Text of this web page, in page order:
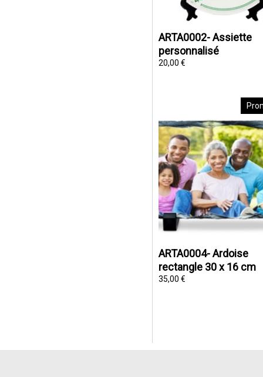
ARTA0002- Assiette
personnalisé
20,00 €
ARTA0004- Ardoise
rectangle 30 x 16 cm
35,00 €